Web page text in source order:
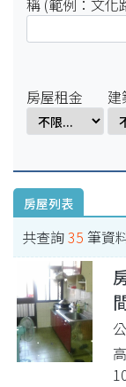
房屋租金
建
房屋列表
共查詢35 筆資